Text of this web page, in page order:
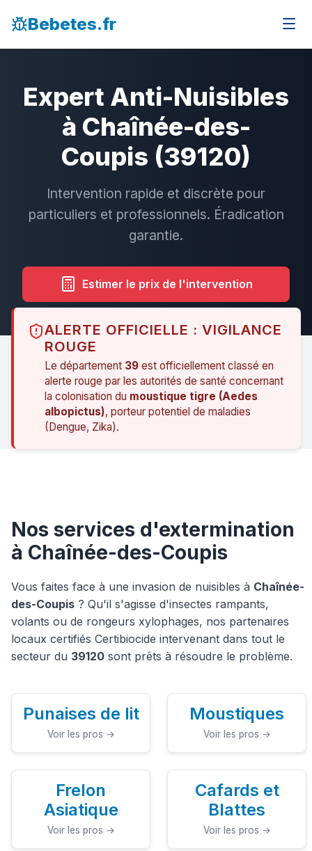
Bebetes.fr
Expert Anti-Nuisibles
à Chaînée-des-
Coupis (39120)
Intervention rapide et discrète pour
particuliers et professionnels. Éradication
garantie.
Estimer le prix de l'intervention
ALERTE OFFICIELLE : VIGILANCE
ROUGE
Le département 39 est officiellement classé en
alerte rouge par les autorités de santé concernant
la colonisation du moustique tigre (Aedes
albopictus), porteur potentiel de maladies
(Dengue, Zika).
Nos services d'extermination
à Chaînée-des-Coupis
Vous faites face à une invasion de nuisibles à Chaînée-
des-Coupis ? Qu'il s'agisse d'insectes rampants,
volants ou de rongeurs xylophages, nos partenaires
locaux certifiés Certibiocide intervenant dans tout le
secteur du 39120 sont prêts à résoudre le problème.
Punaises de lit
Voir les pros →
Moustiques
Voir les pros →
Frelon
Asiatique
Voir les pros →
Cafards et
Blattes
Voir les pros →